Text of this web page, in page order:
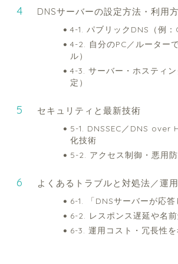
DNSサーバーの設定方法・利用
4-1. パブリックDNS（例
4-2. 自分のPC／ルーター
ル）
4-3. サーバー・ホスティ
定）
セキュリティと最新技術
5-1. DNSSEC／DNS over
化技術
5-2. アクセス制御・悪用
よくあるトラブルと対処法／運
6-1. 「DNSサーバーが応
6-2. レスポンス遅延や名
6-3. 運用コスト・冗長性